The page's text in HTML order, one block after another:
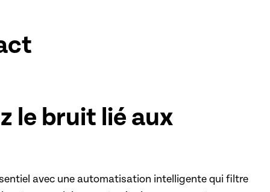
le bruit lié aux
avec une automatisation intelligente qui filtre